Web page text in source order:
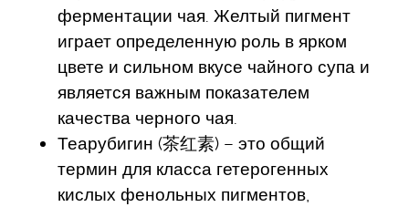
ферментации чая. Желтый пигмент
играет определенную роль в ярком
цвете и сильном вкусе чайного супа и
является важным показателем
качества черного чая.
Теарубигин (茶红素) – это общий
термин для класса гетерогенных
кислых фенольных пигментов,